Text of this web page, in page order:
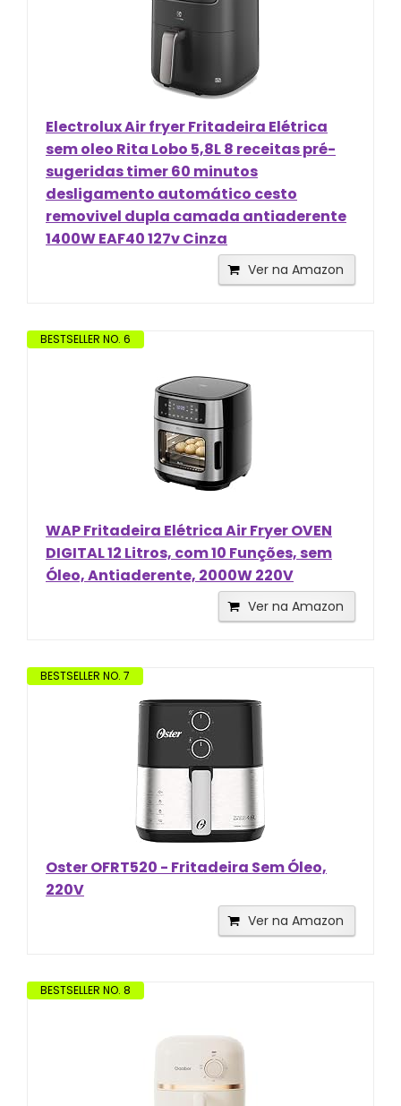
Electrolux Air fryer Fritadeira Elétrica
sem oleo Rita Lobo 5,8L 8 receitas pré-
sugeridas timer 60 minutos
desligamento automático cesto
removivel dupla camada antiaderente
1400W EAF40 127v Cinza
Ver na Amazon
BESTSELLER NO. 6
WAP Fritadeira Elétrica Air Fryer OVEN
DIGITAL 12 Litros, com 10 Funções, sem
Óleo, Antiaderente, 2000W 220V
Ver na Amazon
BESTSELLER NO. 7
Oster OFRT520 - Fritadeira Sem Óleo,
220V
Ver na Amazon
BESTSELLER NO. 8